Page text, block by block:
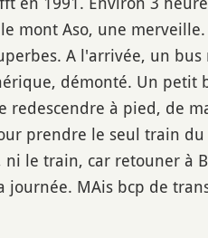
mont Aso, une
A l'arrivée, un
démonté. Un petit
redescendre à pied, de
prendre le seul train
ni le train, car retouner à
journée. MAis bcp de